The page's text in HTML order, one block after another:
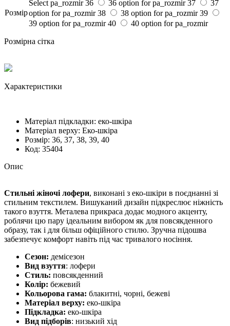
Розмiр
Select pa_rozmir 36 36 option for pa_rozmir 37
37
option for pa_rozmir 38 38 option for pa_rozmir 39
39 option for pa_rozmir 40 40 option for pa_rozmir
Розмірна сітка
Характеристики
Матеріал підкладки: еко-шкіра
Матеріал верху: Еко-шкіра
Розмiр: 36, 37, 38, 39, 40
Код: 35404
Опис
Стильні жіночі лофери, виконані з еко-шкіри в поєднанні зі
стильним текстилем. Вишуканий дизайн підкреслює ніжність
такого взуття. Металева прикраса додає модного акценту,
роблячи цю пару ідеальним вибором як для повсякденного
образу, так і для більш офіційного стилю. Зручна підошва
забезпечує комфорт навіть під час тривалого носіння.
Сезон: демісезон
Вид взуття: лофери
Стиль: повсякденний
Колір: бежевий
Кольорова гама: блакитні, чорні, бежеві
Матеріал верху: еко-шкіра
Підкладка: еко-шкіра
Вид підборів: низький хід